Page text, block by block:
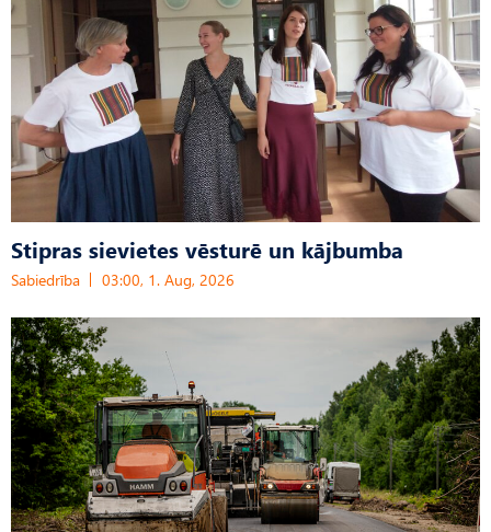
Stipras sievietes vēsturē un kājbumba
Sabiedrība 03:00, 1. Aug, 2026